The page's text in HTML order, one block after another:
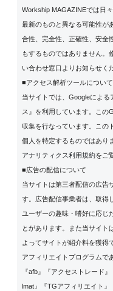
Workship MAGAZINEでは日
最新のものと異なる可能性が
合性、完全性、正確性、安全
もするものではありません。
い合わせ窓口よりお知らせく
■アクセス解析ツールについて
当サイトでは、Googleによる
ス』を利用しています。この
収集を行なっています。この
個人を特定するものではあり
アナリティクス利用規約をご
■広告の配信について
当サイトは第三者配信の広告
す。広告配信事業者は、取得
ユーザーの趣味・嗜好に応じ
とがあります。また当サイト
よってサイトが紹介料を獲得
アフィリエイトプログラムで
『afb』『アクセストレード
lmat』『TGアフィリエイト